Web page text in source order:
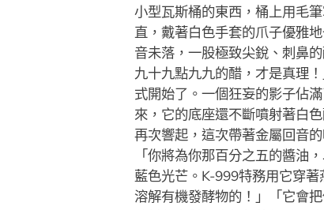
小型瓦斯桶的東西，桶上用毛
直，戴著白色手套的爪子優雅
音未落，一股極致尖銳、刺鼻
九十九點九九的醋，才是真理
式開始了。一個狂妄的影子佔
來，它的底座還不斷噴射著白
再次響起，這次帶著金屬回音
「你將為你那百分之五的醬油
藍色光芒。K-999特務用它穿
溶解有機發酵物的！」「它會